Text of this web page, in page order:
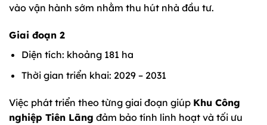
vào vận hành sớm nhằm thu hút nhà đầu tư.
Giai đoạn 2
Diện tích: khoảng 181 ha
Thời gian triển khai: 2029 – 2031
Việc phát triển theo từng giai đoạn giúp Khu Công
nghiệp Tiên Lãng đảm bảo tính linh hoạt và tối ưu